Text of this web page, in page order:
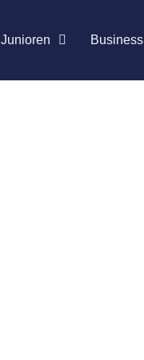
Junio­ren Busi­ness